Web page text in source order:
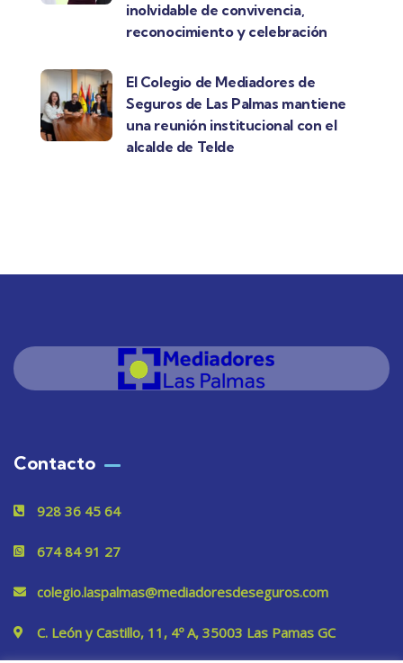
inolvidable de convivencia,
reconocimiento y celebración
El Colegio de Mediadores de
Seguros de Las Palmas mantiene
una reunión institucional con el
alcalde de Telde
Contacto
928 36 45 64
674 84 91 27
colegio.laspalmas@mediadoresdeseguros.com
C. León y Castillo, 11, 4º A, 35003 Las Pamas GC